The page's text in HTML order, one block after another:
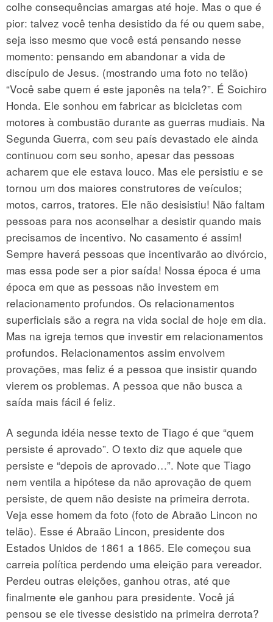
colhe consequências amargas até hoje. Mas o que é
pior: talvez você tenha desistido da fé ou quem sabe,
seja isso mesmo que você está pensando nesse
momento: pensando em abandonar a vida de
discípulo de Jesus. (mostrando uma foto no telão)
“Você sabe quem é este japonês na tela?”. É Soichiro
Honda. Ele sonhou em fabricar as bicicletas com
motores à combustão durante as guerras mudiais. Na
Segunda Guerra, com seu país devastado ele ainda
continuou com seu sonho, apesar das pessoas
acharem que ele estava louco. Mas ele persistiu e se
tornou um dos maiores construtores de veículos;
motos, carros, tratores. Ele não desisistiu! Não faltam
pessoas para nos aconselhar a desistir quando mais
precisamos de incentivo. No casamento é assim!
Sempre haverá pessoas que incentivarão ao divórcio,
mas essa pode ser a pior saída! Nossa época é uma
época em que as pessoas não investem em
relacionamento profundos. Os relacionamentos
superficiais são a regra na vida social de hoje em dia.
Mas na igreja temos que investir em relacionamentos
profundos. Relacionamentos assim envolvem
provações, mas feliz é a pessoa que insistir quando
vierem os problemas. A pessoa que não busca a
saída mais fácil é feliz.
A segunda idéia nesse texto de Tiago é que “quem
persiste é aprovado”. O texto diz que aquele que
persiste e “depois de aprovado…”. Note que Tiago
nem ventila a hipótese da não aprovação de quem
persiste, de quem não desiste na primeira derrota.
Veja esse homem da foto (foto de Abraão Lincon no
telão). Esse é Abraão Lincon, presidente dos
Estados Unidos de 1861 a 1865. Ele começou sua
carreia política perdendo uma eleição para vereador.
Perdeu outras eleições, ganhou otras, até que
finalmente ele ganhou para presidente. Você já
pensou se ele tivesse desistido na primeira derrota?